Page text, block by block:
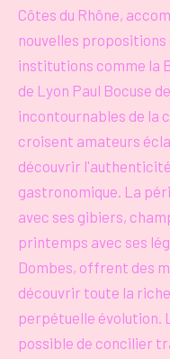
Côtes du Rhône,
nouvelles
institutions comme la
de Lyon Paul Bocuse
incontournables de la
croisent amateurs
découvrir
gastronomique. La
avec ses gibiers,
printemps avec ses
Dombes, offrent des
découvrir toute la
perpétuelle évolution.
possible de concilier